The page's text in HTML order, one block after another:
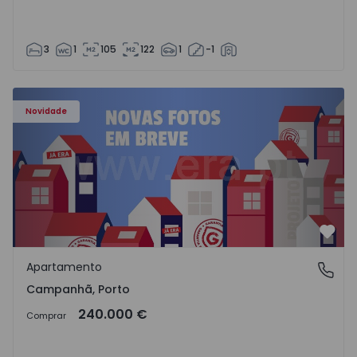
3 1 105 122 1 -1
Novidade
Apartamento T3 Porto, Campanhã - 1575504 - 1
Campanhã, Porto
Apartamento
Campanhã, Porto
Comprar 240.000 €